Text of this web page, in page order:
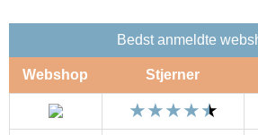
Bedst anmeldte
Webshop Stjerner